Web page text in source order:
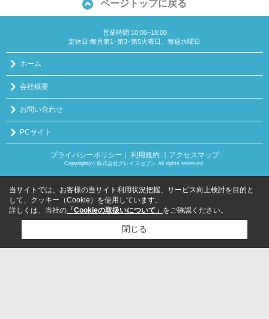
ページトップに戻る
営業時間:10:00~18:00
定休日:毎月第1･第3･第5火曜日、毎週水曜日
ホーム
会社概要
お問い合わせ
PCサイト
プライバシーポリシー 利用規約 ｜アクセスマップ
Copyright(c) 株式会社グレイスセブン All rights reserved.
当サイトでは、お客様の当サイト利用状況把握、サービス向上検討を目的と
して、クッキー（Cookie）を使用しています。
詳しくは、当社の 「Cookieの取扱いについて」 をご確認ください。
閉じる